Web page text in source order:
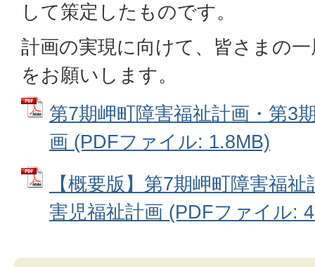
して策定したものです。
計画の実現に向けて、皆さまの
をお願いします。
第7期岬町障害福祉計画・第3
画 (PDFファイル: 1.8MB)
【概要版】第7期岬町障害福
害児福祉計画 (PDFファイル: